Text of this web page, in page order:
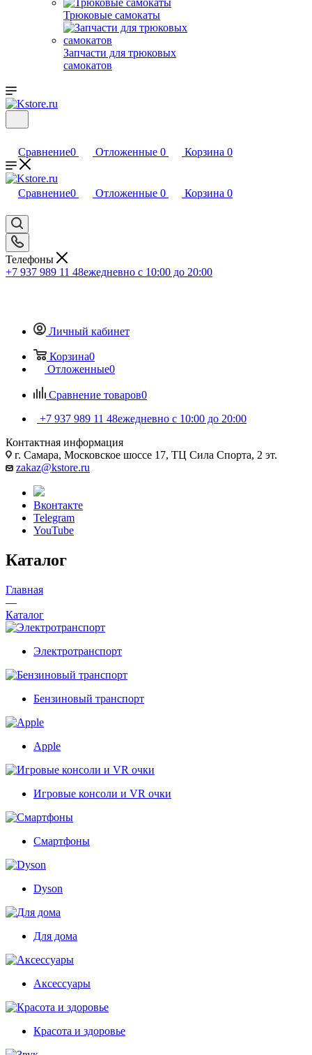
Трюковые самокаты
Запчасти для трюковых
самокатов
Сравнение0 Отложенные 0 Корзина 0
Сравнение0 Отложенные 0 Корзина 0
Телефоны
+7 937 989 11 48ежедневно с 10:00 до 20:00
Личный кабинет
Корзина0
Отложенные0
Сравнение товаров0
+7 937 989 11 48ежедневно с 10:00 до 20:00
Контактная информация
г. Самара, Московское шоссе 17, ТЦ Сила Спорта, 2 эт.
zakaz@kstore.ru
Вконтакте
Telegram
YouTube
Каталог
Главная
—
Каталог
Электротранспорт
Бензиновый транспорт
Apple
Игровые консоли и VR очки
Смартфоны
Dyson
Для дома
Аксессуары
Красота и здоровье